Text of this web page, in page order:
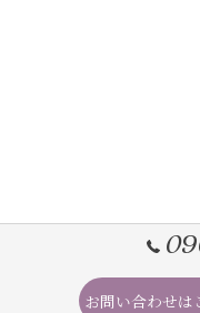
お問い合わせは